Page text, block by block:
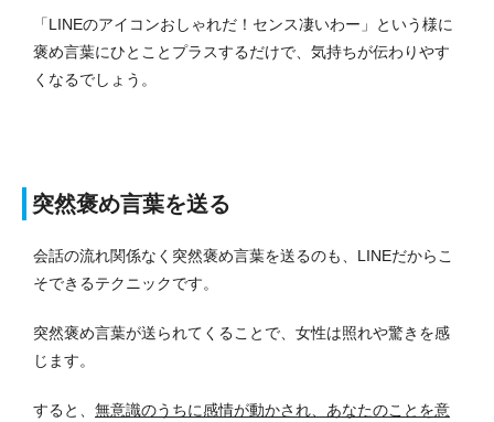
「LINEのアイコンおしゃれだ！センス凄いわー」という様に
褒め言葉にひとことプラスするだけで、気持ちが伝わりやす
くなるでしょう。
突然褒め言葉を送る
会話の流れ関係なく突然褒め言葉を送るのも、LINEだからこ
そできるテクニックです。
突然褒め言葉が送られてくることで、女性は照れや驚きを感
じます。
すると、 無意識のうちに感情が動かされ、あなたのことを意